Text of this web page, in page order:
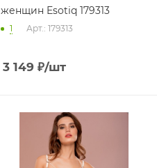
женщин Esotiq 179313
1 Арт.: 179313
3 149 ₽/шт